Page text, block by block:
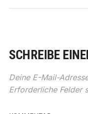
SCHREIBE
Deine E-Mail-
Erforderliche Felder